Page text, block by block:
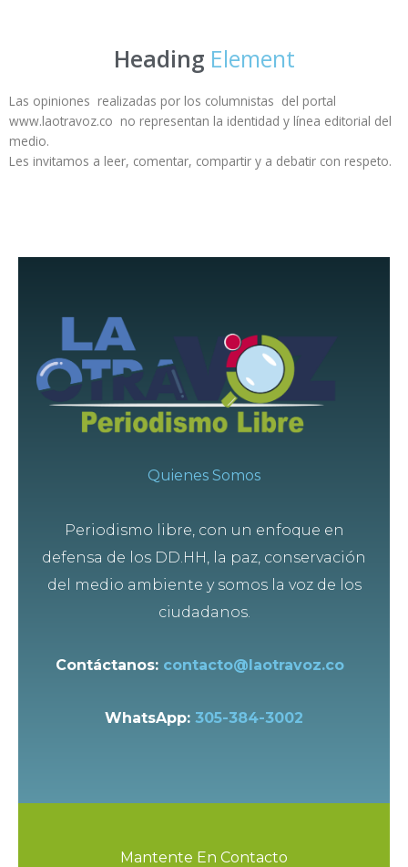
Heading Element
Las opiniones realizadas por los columnistas del portal
www.laotravoz.co no representan la identidad y línea editorial del
medio.
Les invitamos a leer, comentar, compartir y a debatir con respeto.
Quienes Somos
Periodismo libre, con un enfoque en
defensa de los DD.HH, la paz, conservación
del medio ambiente y somos la voz de los
ciudadanos.
Contáctanos: contacto@laotravoz.co
WhatsApp: 305-384-3002
Mantente En Contacto